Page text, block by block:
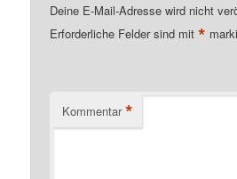
Deine E-Mail-Adresse wird nicht
Erforderliche Felder sind mit*
Kommentar *